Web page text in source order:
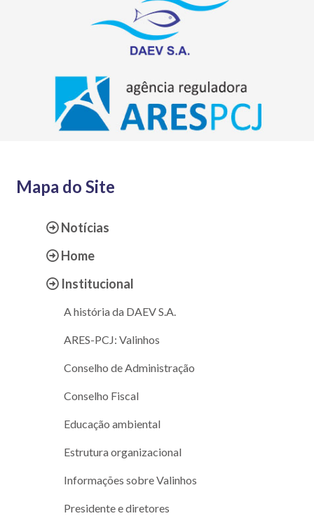
Mapa do Site
Notícias
Home
Institucional
A história da DAEV S.A.
ARES-PCJ: Valinhos
Conselho de Administração
Conselho Fiscal
Educação ambiental
Estrutura organizacional
Informações sobre Valinhos
Presidente e diretores